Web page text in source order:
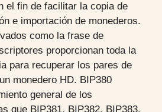
el fin de facilitar la copia de
e importación de monederos.
como la frase de
proporcionan toda la
para recuperar los pares de
monedero HD. BIP380
general de los
que BIP381, BIP382, BIP383,